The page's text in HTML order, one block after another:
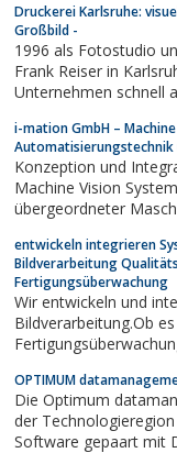
Druckerei Karlsruhe:
Großbild -
1996 als Fotostudio
Frank Reiser in Karlsruhe
Unternehmen schnell
Laminierungen, Kaschierungen z.B. hinter Acrylglas, klassische
und digitale
i-mation GmbH –
Automatisierungstechnik
Konzeption und
Machine Vision
übergeordneter
WinCC.
entwickeln integrieren
Bildverarbeitung
Fertigungsüberwachung
Wir entwickeln und
Bildverarbeitung.Ob es
nahezu immer in der Lage, die vielfältigen
industrieller Fertigung...
OPTIMUM
Die Optimum
der
Software gepaart mit